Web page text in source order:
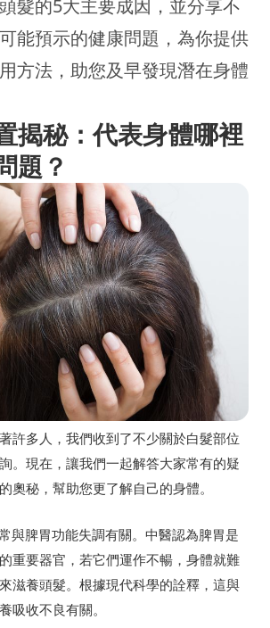
髮的5大主要成因，並分享不
能預示的健康問題，為你提供
方法，助您及早發現潛在身體
揭秘：代表身體哪裡
題？
許多人，我們收到了不少關於白髮部位
。現在，讓我們一起解答大家常有的疑
奧秘，幫助您更了解自己的身體。
與脾胃功能失調有關。中醫認為脾胃是
重要器官，若它們運作不暢，身體就難
滋養頭髮。根據現代科學的詮釋，這與
吸收不良有關。